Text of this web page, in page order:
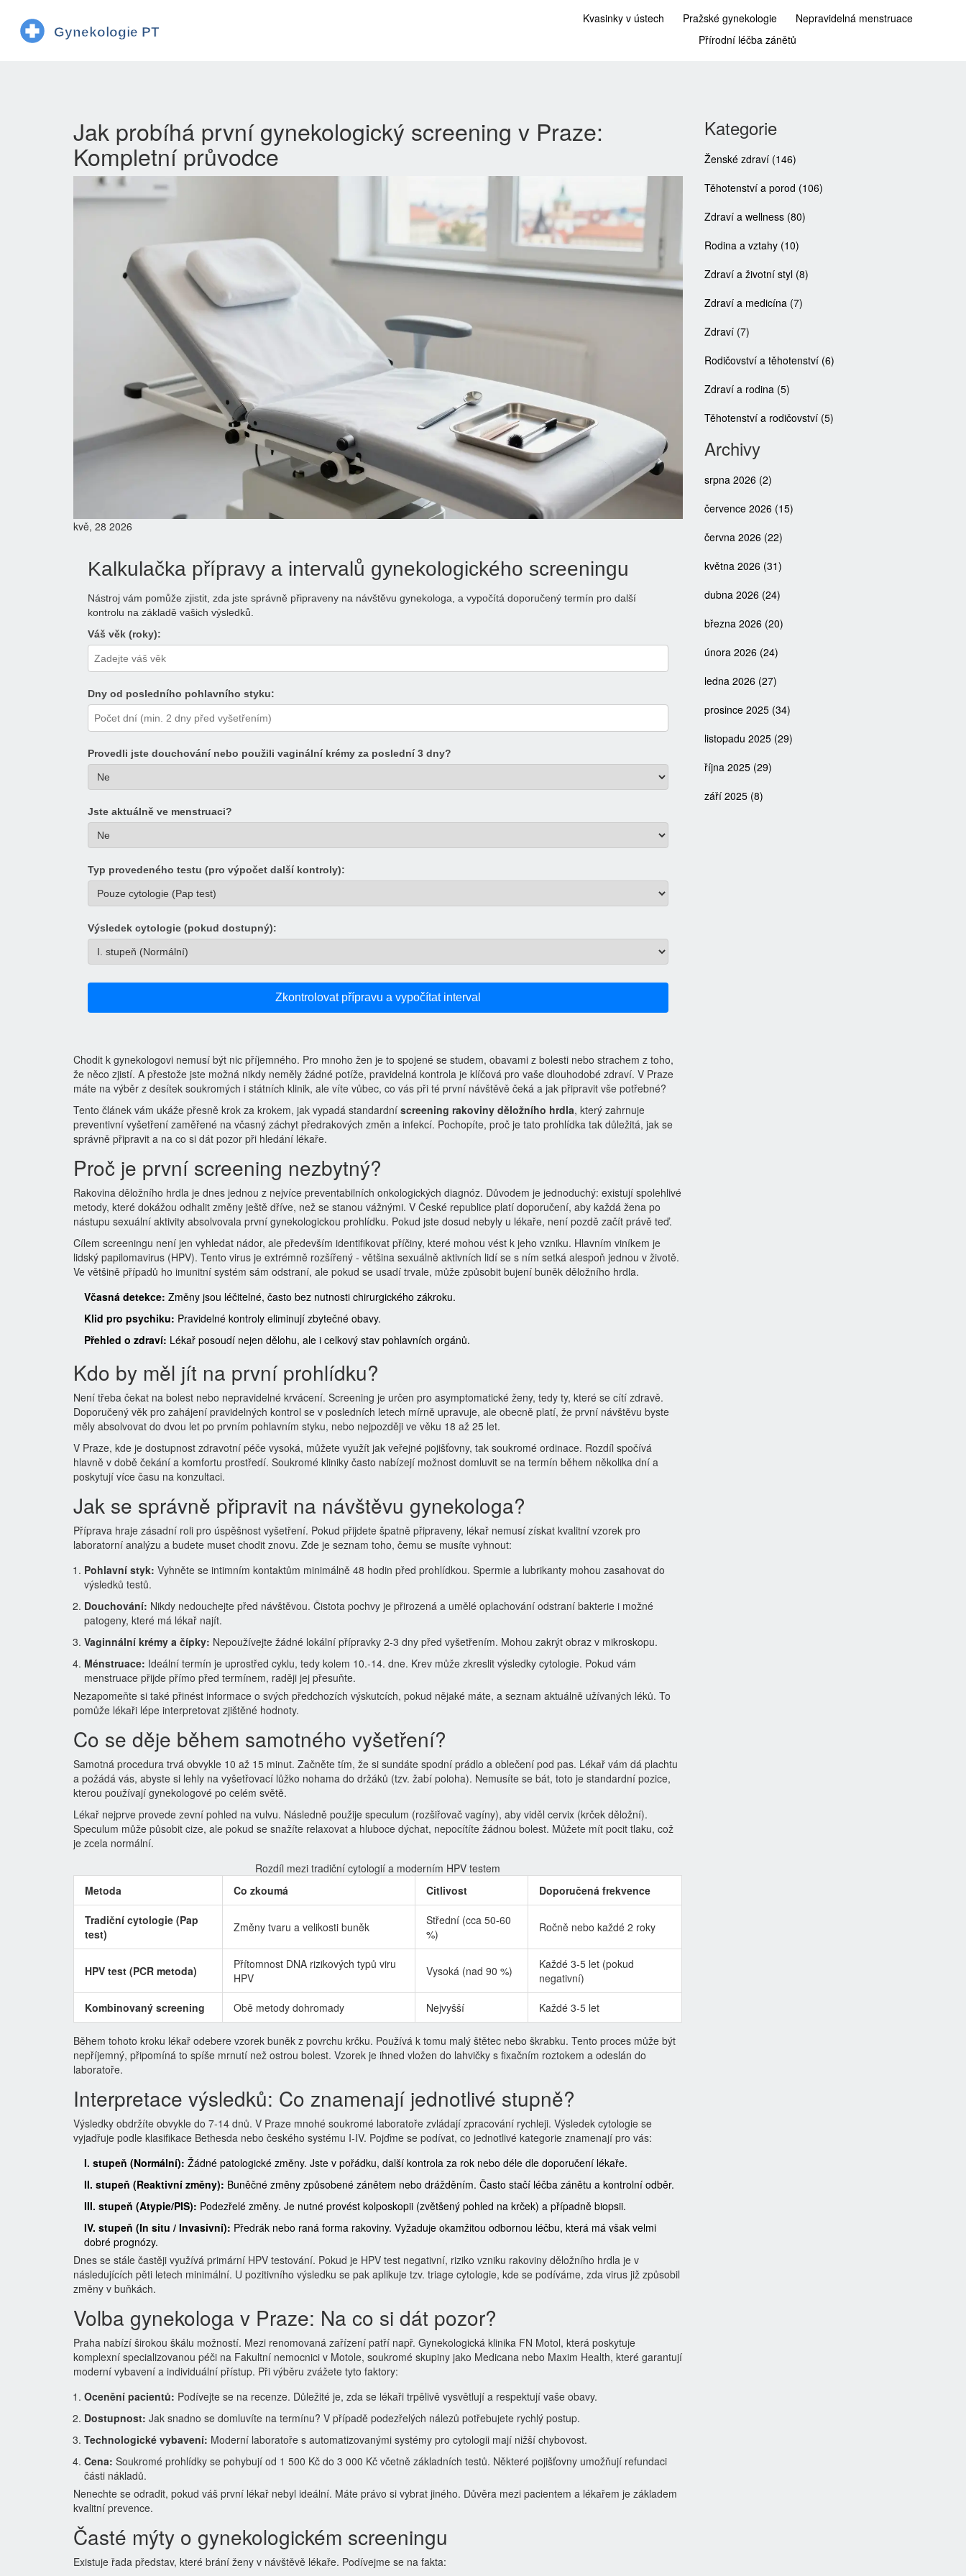
Kvasinky v ústech Pražské gynekologie
Nepravidelná menstruace
Přírodní léčba zánětů
Jak probíhá první gynekologický screening v Praze:
Kompletní průvodce
kvě, 28 2026
Kalkulačka přípravy a intervalů gynekologického screeningu
Nástroj vám pomůže zjistit, zda jste správně připraveny na návštěvu gynekologa, a vypočítá doporučený termín pro další
kontrolu na základě vašich výsledků.
Váš věk (roky):
Dny od posledního pohlavního styku:
Provedli jste douchování nebo použili vaginální krémy za poslední 3 dny?
Jste aktuálně ve menstruaci?
Typ provedeného testu (pro výpočet další kontroly):
Výsledek cytologie (pokud dostupný):
Zkontrolovat přípravu a vypočítat interval
Chodit k gynekologovi nemusí být nic příjemného. Pro mnoho žen je to spojené se studem, obavami z bolesti nebo strachem z toho,
že něco zjistí. A přestože jste možná nikdy neměly žádné potíže, pravidelná kontrola je klíčová pro vaše dlouhodobé zdraví. V Praze
máte na výběr z desítek soukromých i státních klinik, ale víte vůbec, co vás při té první návštěvě čeká a jak připravit vše potřebné?
Tento článek vám ukáže přesně krok za krokem, jak vypadá standardní screening rakoviny děložního hrdla, který zahrnuje
preventivní vyšetření zaměřené na včasný záchyt předrakových změn a infekcí. Pochopíte, proč je tato prohlídka tak důležitá, jak se
správně připravit a na co si dát pozor při hledání lékaře.
Proč je první screening nezbytný?
Rakovina děložního hrdla je dnes jednou z nejvíce preventabilních onkologických diagnóz. Důvodem je jednoduchý: existují spolehlivé
metody, které dokážou odhalit změny ještě dříve, než se stanou vážnými. V České republice platí doporučení, aby každá žena po
nástupu sexuální aktivity absolvovala první gynekologickou prohlídku. Pokud jste dosud nebyly u lékaře, není pozdě začít právě teď.
Cílem screeningu není jen vyhledat nádor, ale především identifikovat příčiny, které mohou vést k jeho vzniku. Hlavním viníkem je
lidský papilomavirus (HPV). Tento virus je extrémně rozšířený - většina sexuálně aktivních lidí se s ním setká alespoň jednou v životě.
Ve většině případů ho imunitní systém sám odstraní, ale pokud se usadí trvale, může způsobit bujení buněk děložního hrdla.
Včasná detekce: Změny jsou léčitelné, často bez nutnosti chirurgického zákroku.
Klid pro psychiku: Pravidelné kontroly eliminují zbytečné obavy.
Přehled o zdraví: Lékař posoudí nejen dělohu, ale i celkový stav pohlavních orgánů.
Kdo by měl jít na první prohlídku?
Není třeba čekat na bolest nebo nepravidelné krvácení. Screening je určen pro asymptomatické ženy, tedy ty, které se cítí zdravě.
Doporučený věk pro zahájení pravidelných kontrol se v posledních letech mírně upravuje, ale obecně platí, že první návštěvu byste
měly absolvovat do dvou let po prvním pohlavním styku, nebo nejpozději ve věku 18 až 25 let.
V Praze, kde je dostupnost zdravotní péče vysoká, můžete využít jak veřejné pojišťovny, tak soukromé ordinace. Rozdíl spočívá
hlavně v době čekání a komfortu prostředí. Soukromé kliniky často nabízejí možnost domluvit se na termín během několika dní a
poskytují více času na konzultaci.
Jak se správně připravit na návštěvu gynekologa?
Příprava hraje zásadní roli pro úspěšnost vyšetření. Pokud přijdete špatně připraveny, lékař nemusí získat kvalitní vzorek pro
laboratorní analýzu a budete muset chodit znovu. Zde je seznam toho, čemu se musíte vyhnout:
Pohlavní styk: Vyhněte se intimním kontaktům minimálně 48 hodin před prohlídkou. Spermie a lubrikanty mohou zasahovat do
výsledků testů.
Douchování: Nikdy nedouchejte před návštěvou. Čistota pochvy je přirozená a umělé oplachování odstraní bakterie i možné
patogeny, které má lékař najít.
Vaginnální krémy a čípky: Nepoužívejte žádné lokální přípravky 2-3 dny před vyšetřením. Mohou zakrýt obraz v mikroskopu.
Ménstruace: Ideální termín je uprostřed cyklu, tedy kolem 10.-14. dne. Krev může zkreslit výsledky cytologie. Pokud vám
menstruace přijde přímo před termínem, raději jej přesuňte.
Nezapomeňte si také přinést informace o svých předchozích výskutcích, pokud nějaké máte, a seznam aktuálně užívaných léků. To
pomůže lékaři lépe interpretovat zjištěné hodnoty.
Co se děje během samotného vyšetření?
Samotná procedura trvá obvykle 10 až 15 minut. Začněte tím, že si sundáte spodní prádlo a oblečení pod pas. Lékař vám dá plachtu
a požádá vás, abyste si lehly na vyšetřovací lůžko nohama do držáků (tzv. žabí poloha). Nemusíte se bát, toto je standardní pozice,
kterou používají gynekologové po celém světě.
Lékař nejprve provede zevní pohled na vulvu. Následně použije speculum (rozšiřovač vagíny), aby viděl cervix (krček děložní).
Speculum může působit cize, ale pokud se snažíte relaxovat a hluboce dýchat, nepocítíte žádnou bolest. Můžete mít pocit tlaku, což
je zcela normální.
Rozdíl mezi tradiční cytologií a moderním HPV testem
Metoda
Co zkoumá Citlivost Doporučená frekvence
Tradiční cytologie (Pap
test)
Změny tvaru a velikosti buněk
Střední (cca 50-60
%)
Ročně nebo každé 2 roky
HPV test (PCR metoda)
Přítomnost DNA rizikových typů viru
HPV
Vysoká (nad 90 %)
Každé 3-5 let (pokud
negativní)
Kombinovaný screening Obě metody dohromady Nejvyšší Každé 3-5 let
Během tohoto kroku lékař odebere vzorek buněk z povrchu krčku. Používá k tomu malý štětec nebo škrabku. Tento proces může být
nepříjemný, připomíná to spíše mrnutí než ostrou bolest. Vzorek je ihned vložen do lahvičky s fixačním roztokem a odeslán do
laboratoře.
Interpretace výsledků: Co znamenají jednotlivé stupně?
Výsledky obdržíte obvykle do 7-14 dnů. V Praze mnohé soukromé laboratoře zvládají zpracování rychleji. Výsledek cytologie se
vyjadřuje podle klasifikace Bethesda nebo českého systému I-IV. Pojďme se podívat, co jednotlivé kategorie znamenají pro vás:
I. stupeň (Normální): Žádné patologické změny. Jste v pořádku, další kontrola za rok nebo déle dle doporučení lékaře.
II. stupeň (Reaktivní změny): Buněčné změny způsobené zánětem nebo drážděním. Často stačí léčba zánětu a kontrolní odběr.
III. stupeň (Atypie/PIS): Podezřelé změny. Je nutné provést kolposkopii (zvětšený pohled na krček) a případně biopsii.
IV. stupeň (In situ / Invasivní): Předrák nebo raná forma rakoviny. Vyžaduje okamžitou odbornou léčbu, která má však velmi
dobré prognózy.
Dnes se stále častěji využívá primární HPV testování. Pokud je HPV test negativní, riziko vzniku rakoviny děložního hrdla je v
následujících pěti letech minimální. U pozitivního výsledku se pak aplikuje tzv. triage cytologie, kde se podíváme, zda virus již způsobil
změny v buňkách.
Volba gynekologa v Praze: Na co si dát pozor?
Praha nabízí širokou škálu možností. Mezi renomovaná zařízení patří např. Gynekologická klinika FN Motol, která poskytuje
komplexní specializovanou péči na Fakultní nemocnici v Motole, soukromé skupiny jako Medicana nebo Maxim Health, které garantují
moderní vybavení a individuální přístup. Při výběru zvážete tyto faktory:
Ocenění pacientů: Podívejte se na recenze. Důležité je, zda se lékaři trpělivě vysvětlují a respektují vaše obavy.
Dostupnost: Jak snadno se domluvíte na termínu? V případě podezřelých nálezů potřebujete rychlý postup.
Technologické vybavení: Moderní laboratoře s automatizovanými systémy pro cytologii mají nižší chybovost.
Cena: Soukromé prohlídky se pohybují od 1 500 Kč do 3 000 Kč včetně základních testů. Některé pojišťovny umožňují refundaci
části nákladů.
Nenechte se odradit, pokud váš první lékař nebyl ideální. Máte právo si vybrat jiného. Důvěra mezi pacientem a lékařem je základem
kvalitní prevence.
Časté mýty o gynekologickém screeningu
Existuje řada představ, které brání ženy v návštěvě lékaře. Podívejme se na fakta:
Kategorie
Ženské zdraví (146)
Těhotenství a porod (106)
Zdraví a wellness (80)
Rodina a vztahy (10)
Zdraví a životní styl (8)
Zdraví a medicína (7)
Zdraví (7)
Rodičovství a těhotenství (6)
Zdraví a rodina (5)
Těhotenství a rodičovství (5)
Archivy
srpna 2026 (2)
července 2026 (15)
června 2026 (22)
května 2026 (31)
dubna 2026 (24)
března 2026 (20)
února 2026 (24)
ledna 2026 (27)
prosince 2025 (34)
listopadu 2025 (29)
října 2025 (29)
září 2025 (8)